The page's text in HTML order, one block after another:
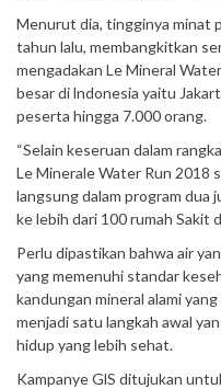
Menurut dia, tingginya minat
tahun lalu, membangkitkan
mengadakan Le Mineral
besar di lndonesia yaitu
peserta hingga 7.000 orang.
“Selain keseruan dalam
Le Minerale Water Run 2018
langsung dalam program dua
ke lebih dari 100 rumah Sakit
Perlu dipastikan bahwa air
yang memenuhi standar
kandungan mineral alami
menjadi satu langkah awal
hidup yang lebih sehat.
Kampanye GlS ditujukan